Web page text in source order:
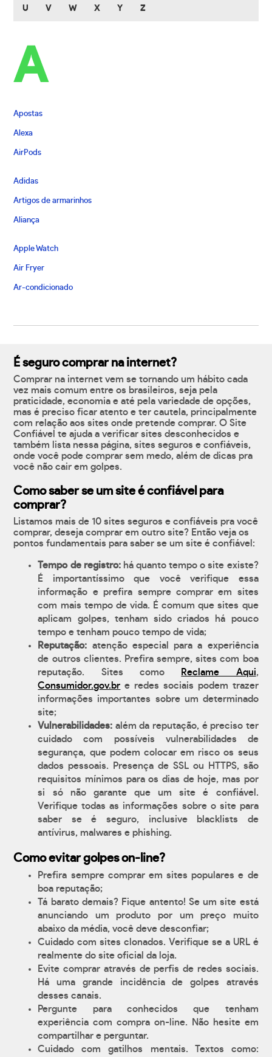
U V W X Y Z
A
Apostas
Alexa
AirPods
Adidas
Artigos de armarinhos
Aliança
Apple Watch
Air Fryer
Ar-condicionado
É seguro comprar na internet?
Comprar na internet vem se tornando um hábito cada
vez mais comum entre os brasileiros, seja pela
praticidade, economia e até pela variedade de opções,
mas é preciso ficar atento e ter cautela, principalmente
com relação aos sites onde pretende comprar. O Site
Confiável te ajuda a verificar sites desconhecidos e
também lista nessa página, sites seguros e confiáveis,
onde você pode comprar sem medo, além de dicas pra
você não cair em golpes.
Como saber se um site é confiável para
comprar?
Listamos mais de 10 sites seguros e confiáveis pra você
comprar, deseja comprar em outro site? Então veja os
pontos fundamentais para saber se um site é confiável:
Tempo de registro:há quanto tempo o site existe?
É importantíssimo que você verifique essa
informação e prefira sempre comprar em sites
com mais tempo de vida. É comum que sites que
aplicam golpes, tenham sido criados há pouco
tempo e tenham pouco tempo de vida;
Reputação: atenção especial para a experiência
de outros clientes. Prefira sempre, sites com boa
reputação. Sites como
Reclame Aqui,
Consumidor.gov.br e redes sociais podem trazer
informações importantes sobre um determinado
site;
Vulnerabilidades: além da reputação, é preciso ter
cuidado com possíveis vulnerabilidades de
segurança, que podem colocar em risco os seus
dados pessoais. Presença de SSL ou HTTPS, são
requisitos mínimos para os dias de hoje, mas por
si só não garante que um site é confiável.
Verifique todas as informações sobre o site para
saber se é seguro, inclusive blacklists de
antívirus, malwares e phishing.
Como evitar golpes on-line?
Prefira sempre comprar em sites populares e de
boa reputação;
Tá barato demais? Fique antento! Se um site está
anunciando um produto por um preço muito
abaixo da média, você deve desconfiar;
Cuidado com sites clonados. Verifique se a URL é
realmente do site oficial da loja.
Evite comprar através de perfis de redes sociais.
Há uma grande incidência de golpes através
desses canais.
Pergunte para conhecidos que tenham
experiência com compra on-line. Não hesite em
compartilhar e perguntar.
Cuidado com gatilhos mentais. Textos como: